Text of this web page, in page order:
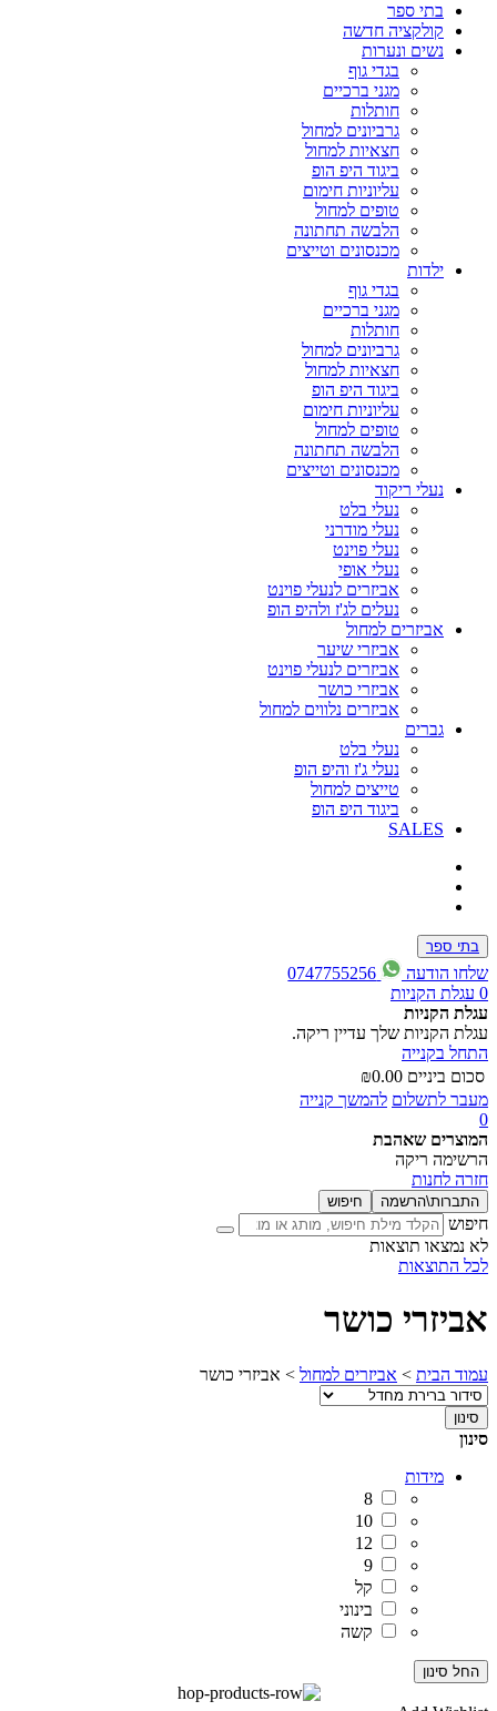
בתי ספר
קולקציה חדשה
נשים ונערות
בגדי גוף
מגני ברכיים
חותלות
גרביונים למחול
חצאיות למחול
ביגוד היפ הופ
עליוניות חימום
טופים למחול
הלבשה תחתונה
מכנסונים וטייצים
ילדות
בגדי גוף
מגני ברכיים
חותלות
גרביונים למחול
חצאיות למחול
ביגוד היפ הופ
עליוניות חימום
טופים למחול
הלבשה תחתונה
מכנסונים וטייצים
נעלי ריקוד
נעלי בלט
נעלי מודרני
נעלי פוינט
נעלי אופי
אביזרים לנעלי פוינט
נעלים לג'ז ולהיפ הופ
אביזרים למחול
אביזרי שיער
אביזרים לנעלי פוינט
אביזרי כושר
אביזרים נלווים למחול
גברים
נעלי בלט
נעלי ג'ז והיפ הופ
טייצים למחול
ביגוד היפ הופ
SALES
בתי ספר
שלחו הודעה
0747755256
0 עגלת הקניות
עגלת הקניות
עגלת הקניות שלך עדיין ריקה.
התחל בקנייה
סכום ביניים
₪0.00
מעבר לתשלום להמשך קנייה
0
המוצרים שאהבת
הרשימה ריקה
חזרה לחנות
התברות\הרשמה חיפוש
חיפוש
לא נמצאו תוצאות
לכל התוצאות
אביזרי כושר
עמוד הבית > אביזרים למחול > אביזרי כושר
סינון
סינון
מידות
8
10
12
9
קל
בינוני
קשה
החל סינון